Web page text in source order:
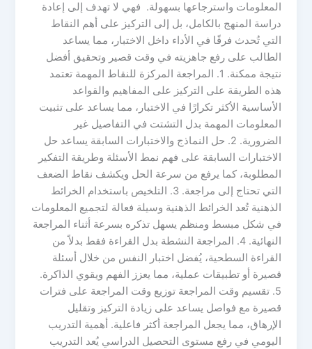
المعلومات واسترجاعها بسهولة. فهي لا تهدف إلى إعادة
دراسة المنهج بالكامل، بل إلى التركيز على أهم النقاط
التي تُحدث فرقًا في الأداء داخل الاختبار، مما يساعد
الطالب على رفع جاهزيته في وقت قصير وتحقيق أفضل
نتيجة ممكنة. 1. المراجعة المركزة للنقاط المهمة تعتمد
هذه الطريقة على التركيز على المفاهيم والقواعد
الأساسية الأكثر تكرارًا في الاختبار، مما يساعد على تثبيت
المعلومات المهمة بدل التشتت في التفاصيل غير
الضرورية. 2. حل النماذج والاختبارات السابقة يساعد حل
الاختبارات السابقة على فهم نمط الأسئلة وطريقة التفكير
المطلوبة، كما يرفع من سرعة الحل ويكشف نقاط الضعف
التي تحتاج إلى مراجعة. 3. التلخيص باستخدام الخرائط
الذهنية تُعد الخرائط الذهنية وسيلة فعالة لتجميع المعلومات
في شكل مبسط ومنظم يسهل تذكره بسرعة أثناء المراجعة
النهائية. 4. المراجعة النشطة بدل القراءة فقط بدلاً من
القراءة السطحية، يُفضل اختبار النفس من خلال أسئلة
قصيرة أو تطبيقات عملية، مما يعزز الفهم ويقوي الذاكرة.
5. تقسيم وقت المراجعة توزيع وقت المراجعة على فترات
قصيرة مع فواصل يساعد على زيادة التركيز وتقليل
الإرهاق، مما يجعل المراجعة أكثر فاعلية. أهمية التدريب
اليومي في رفع مستوى التحصيل الدراسي يُعد التدريب